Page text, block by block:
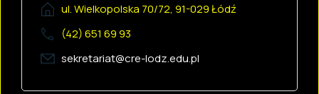
ul. Wielkopolska 70/72, 91-029 Łódź
(42) 651 69 93
sekretariat@cre-lodz.edu.pl